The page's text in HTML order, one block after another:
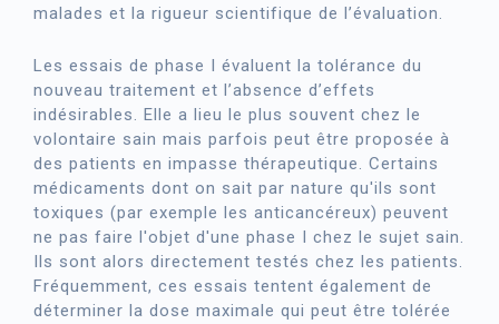
malades et la rigueur scientifique de l’évaluation.
Les essais de phase I évaluent la tolérance du
nouveau traitement et l’absence d’effets
indésirables. Elle a lieu le plus souvent chez le
volontaire sain mais parfois peut être proposée à
des patients en impasse thérapeutique. Certains
médicaments dont on sait par nature qu'ils sont
toxiques (par exemple les anticancéreux) peuvent
ne pas faire l'objet d'une phase I chez le sujet sain.
Ils sont alors directement testés chez les patients.
Fréquemment, ces essais tentent également de
déterminer la dose maximale qui peut être tolérée